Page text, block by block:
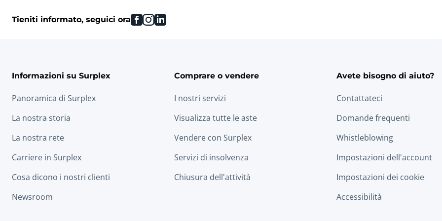
Tieniti informato, seguici ora facebook
instagram
linkedin
Informazioni su Surplex
Panoramica di Surplex
La nostra storia
La nostra rete
Carriere in Surplex
Cosa dicono i nostri clienti
Newsroom
Comprare o vendere
I nostri servizi
Visualizza tutte le aste
Vendere con Surplex
Servizi di insolvenza
Chiusura dell'attività
Avete bisogno di aiuto?
Contattateci
Domande frequenti
Whistleblowing
Impostazioni dell'account
Impostazioni dei cookie
Accessibilità